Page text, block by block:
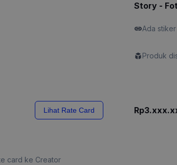
Lihat Rate Card
Story -
Ada
Produk
card ke Creator